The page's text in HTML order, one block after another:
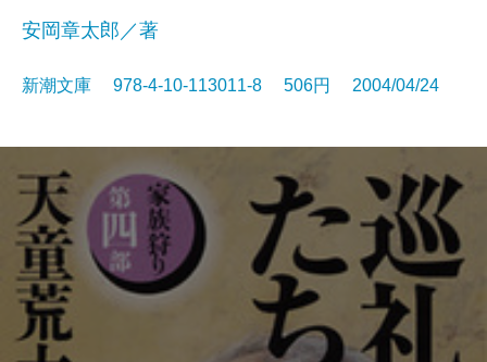
安岡章太郎／著
新潮文庫 978-4-10-113011-8 506円 2004/04/24